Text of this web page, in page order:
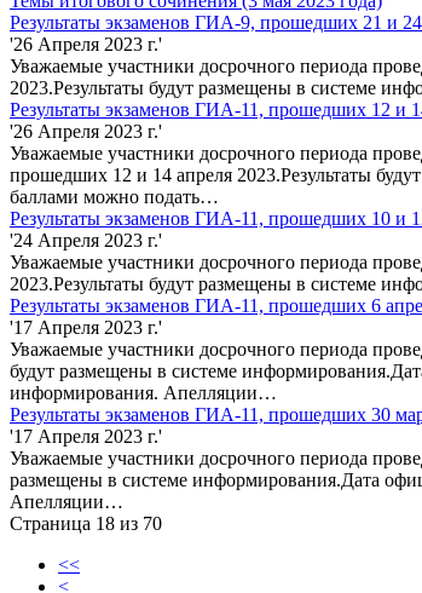
Результаты экзаменов ГИА-9, прошедших 21 и 24
'26 Апреля 2023 г.'
Уважаемые участники досрочного периода
2023.Результаты будут размещены в системе
Результаты экзаменов ГИА-11, прошедших 12 и
'26 Апреля 2023 г.'
Уважаемые участники досрочного периода
прошедших 12 и 14 апреля 2023.Результаты
баллами можно подать…
Результаты экзаменов ГИА-11, прошедших 10 и
'24 Апреля 2023 г.'
Уважаемые участники досрочного периода
2023.Результаты будут размещены в системе
Результаты экзаменов ГИА-11, прошедших 6
'17 Апреля 2023 г.'
Уважаемые участники досрочного периода
будут размещены в системе
информирования. Апелляции…
Результаты экзаменов ГИА-11, прошедших 30
'17 Апреля 2023 г.'
Уважаемые участники досрочного периода
размещены в системе информирования.Дата
Апелляции…
Страница 18 из 70
<<
<